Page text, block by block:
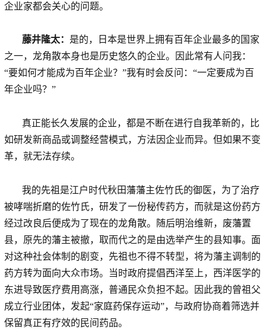
企业家都会关心的问题。
藤井隆太： 是的，日本是世界上拥有百年企业最多的国家
之一，龙角散本身也是历史悠久的企业。因此常有人问我：
“要如何才能成为百年企业？”我有时会反问：“一定要成为百
年企业吗？”
真正能长久发展的企业，都是不断在进行自我革新的，比
如研发新商品或调整经营模式，方法因企业而异。但如果不变
革，就无法存续。
我的先祖是江户时代秋田藩藩主佐竹氏的御医，为了治疗
被哮喘折磨的佐竹氏，研发了一份秘传药方，而就是这份药方
经过改良后便成为了现在的龙角散。随后明治维新，废藩置
县，原先的藩主被撤，取而代之的是由选举产生的县知事。面
对这种社会体制的剧变，先祖也不得不转型，将为藩主调制的
药方转为面向大众市场。当时政府提倡西洋至上，西洋医学的
东进导致医疗费用高涨，普通民众负担不起。因此我的曾祖父
成立行业团体，发起“家庭药保存运动”，与政府协商着筛选并
保留真正有疗效的民间药品。